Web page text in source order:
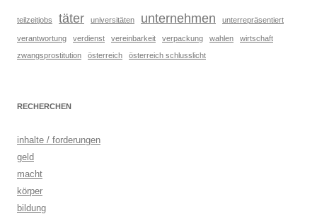
teilzeitjobs täter universitäten unternehmen unterrepräsentiert
verantwortung verdienst vereinbarkeit verpackung wahlen
wirtschaft
zwangsprostitution
österreich österreich schlusslicht
RECHERCHEN
inhalte / forderungen
geld
macht
körper
bildung